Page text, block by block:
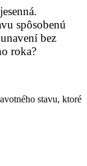
spôsobenú
bez
roka?
stavu, ktoré